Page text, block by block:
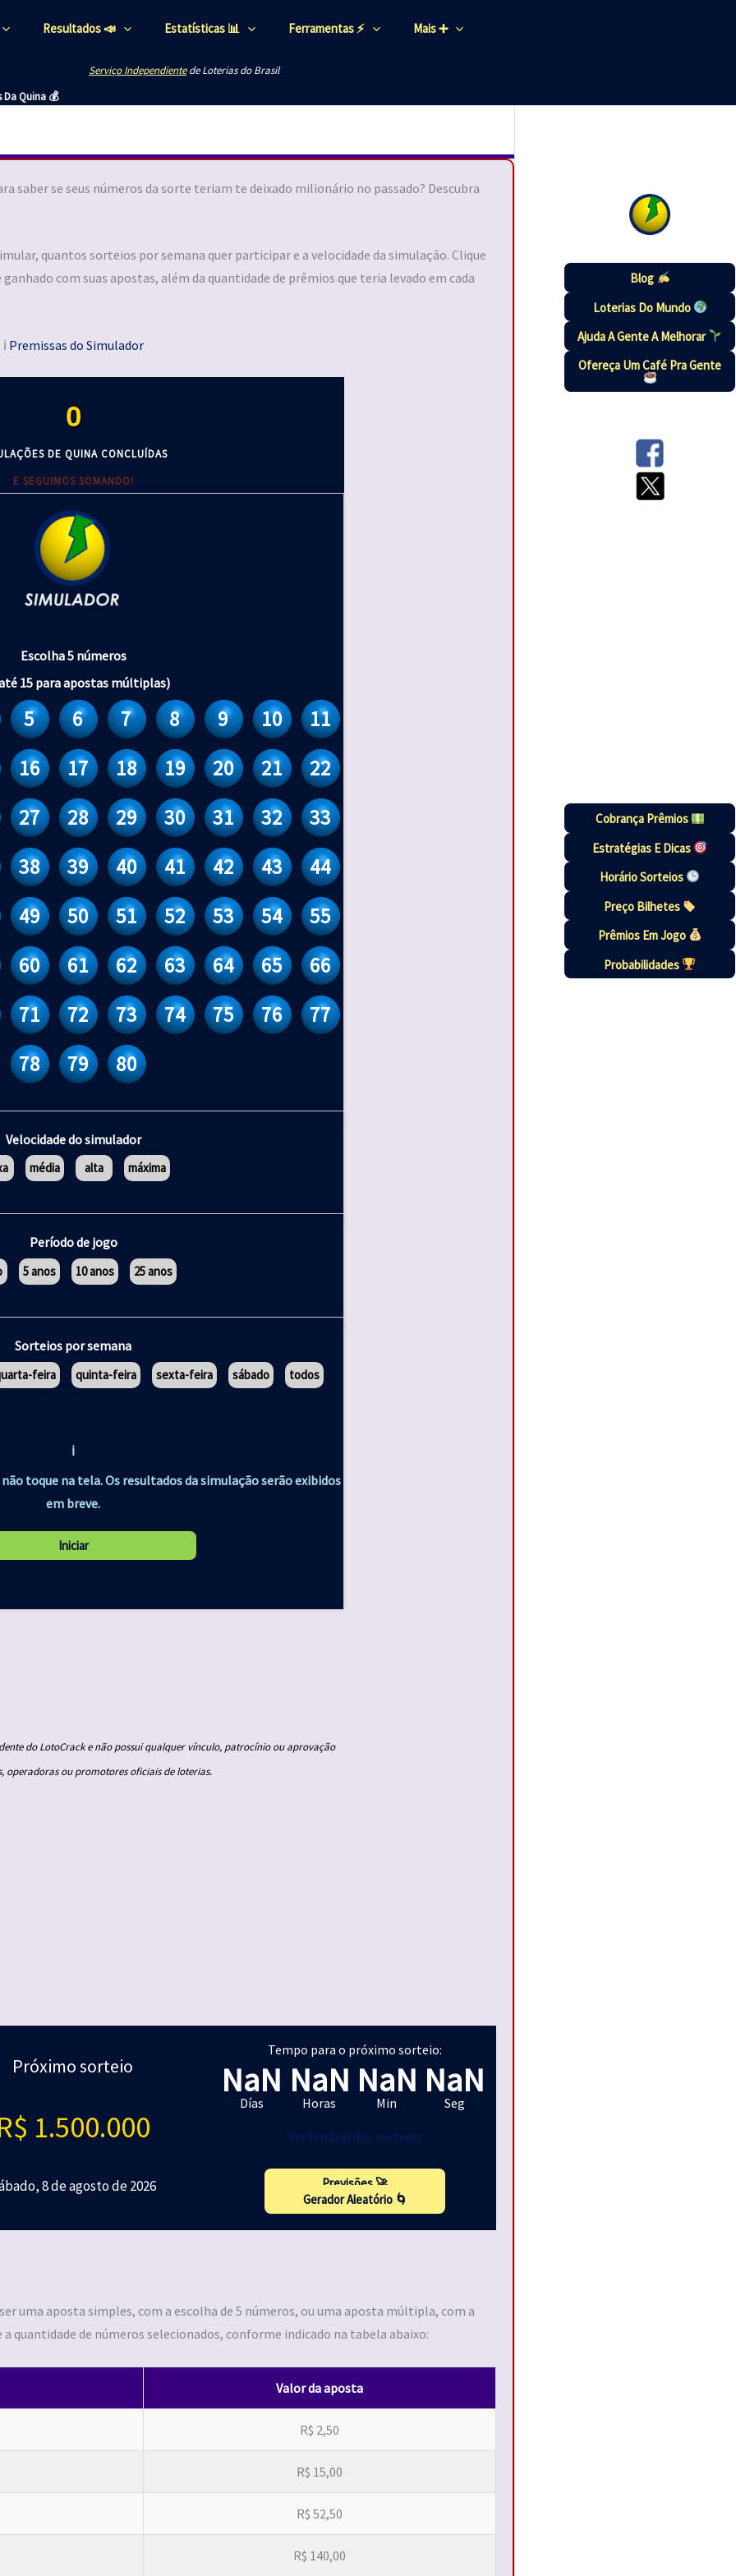
Resultados 📣 Estatísticas 📊 Ferramentas ⚡ Mais ➕
Serviço Independientede Loterias do Brasil
Da Quina 💰
saber se seus números da sorte teriam te deixado milionário no passado? Descubra
quantos sorteios por semana quer participar e a velocidade da simulação. Clique
com suas apostas, além da quantidade de prêmios que teria levado em cada
ℹ️ Premissas do Simulador
0
DE QUINA CONCLUÍDAS
E SEGUIMOS SOMANDO!
Escolha 5 números
15 para apostas múltiplas)
5 6 7 8 9 10
11
16 17 18 19 20 21
22
27 28 29 30 31 32
33
38 39 40 41 42 43
44
49 50 51 52 53 54
55
60 61 62 63 64 65
66
71 72 73 74 75 76
77
78
79 80
Velocidade do simulador
média alta máxima
Período de jogo
5 anos 10 anos 25 anos
Sorteios por semana
feira quinta-feira sexta-feira sábado todos
ℹ️
toque na tela. Os resultados da simulação serão exibidos
em breve.
do LotoCrack e não possui qualquer vínculo, patrocínio ou aprovação
operadoras ou promotores oficiais de loterias.
Próximo sorteio
1.500.000
8 de agosto de 2026
Tempo para o próximo sorteio:
NaN
Días
NaN
Horas
NaN
Min
NaN
Seg
Ver horário dos sorteios
Previsões 🚀
Gerador Aleatório 🌀
uma aposta simples, com a escolha de 5 números, ou uma aposta múltipla, com a
quantidade de números selecionados, conforme indicado na tabela abaixo:
Valor da aposta
R$ 2,50
R$ 15,00
R$ 52,50
R$ 140,00
Blog
Loterias Do Mundo
Ajuda A Gente A Melhorar
Ofereça Um Café Pra Gente
Cobrança Prêmios
Estratégias E Dicas
Horário Sorteios
Preço Bilhetes
Prêmios Em Jogo
Probabilidades